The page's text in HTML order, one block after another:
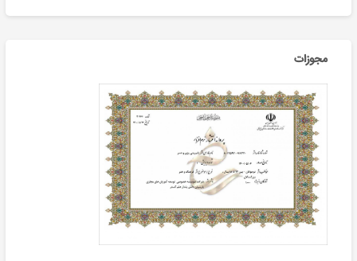
مجوزات